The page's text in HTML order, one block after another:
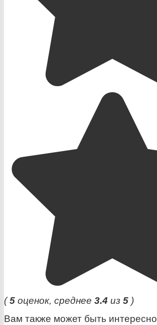
(5 оценок, среднее 3.4 из 5 )
Вам также может быть интересно